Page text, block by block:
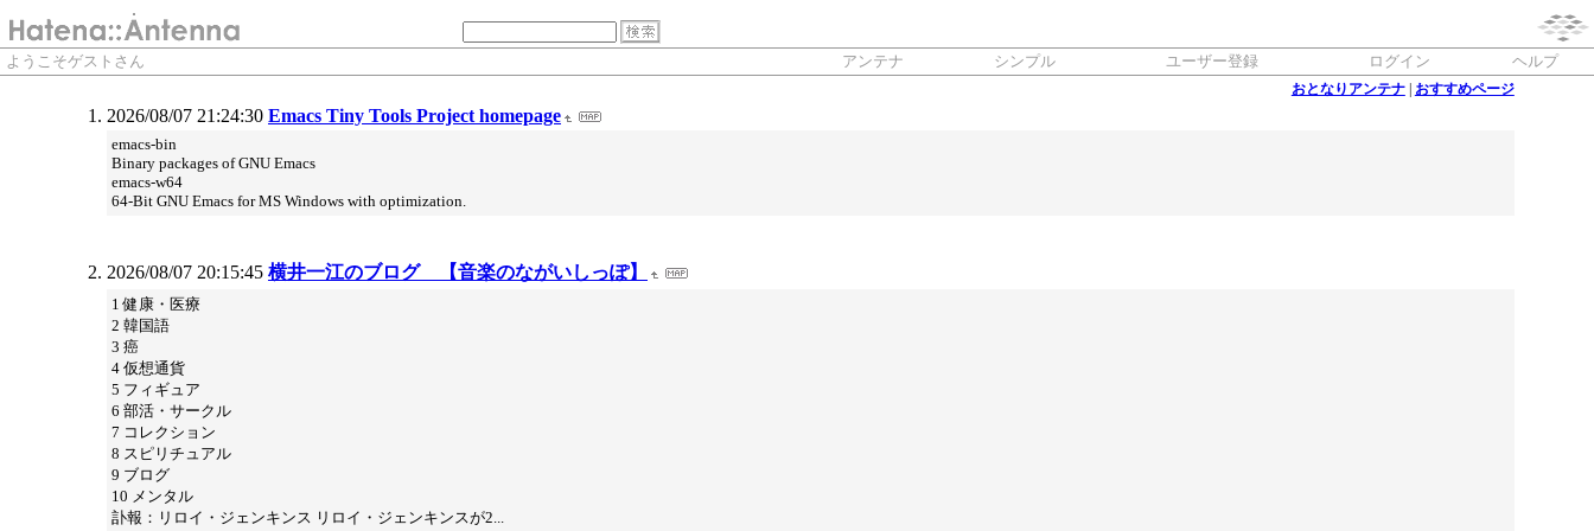
ようこそゲストさん アンテナ シンプル ユーザー登録 ログイン ヘルプ
おとなりアンテナ| おすすめページ
2026/08/07 21:24:30 Emacs Tiny Tools Project homepage
emacs-bin
Binary packages of GNU Emacs
emacs-w64
64-Bit GNU Emacs for MS Windows with optimization.
2026/08/07 20:15:45 横井一江のブログ 【音楽のながいしっぽ】
1 健康・医療
2 韓国語
3 癌
4 仮想通貨
5 フィギュア
6 部活・サークル
7 コレクション
8 スピリチュアル
9 ブログ
10 メンタル
訃報：リロイ・ジェンキンス リロイ・ジェンキンスが2...